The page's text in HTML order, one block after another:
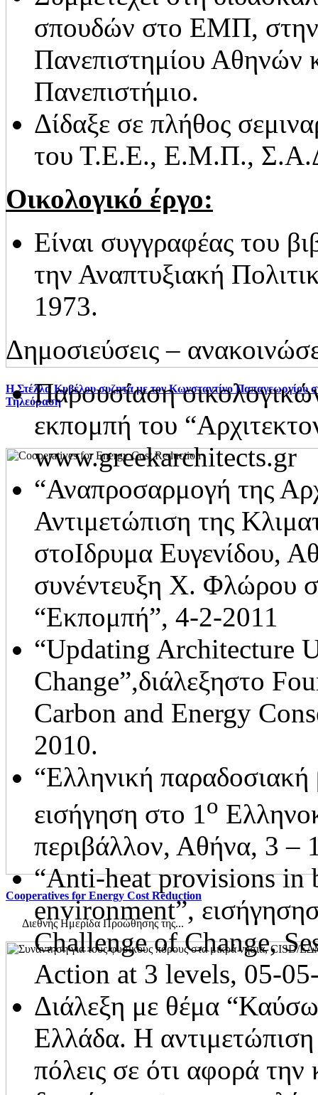
H Στέλλα Κυβέλου συζητά με τον Κωνσταντίνο Παπαγεωργίου
Τηλεόραση
Cooperatives for Energy Cost Reduction
Διεθνής Ημερίδα Προώθησης της...
σπουδών στο ΕΜΠ, στην
Πανεπιστημίου Αθηνών
Πανεπιστήμιο.
Δίδαξε σε πλήθος
του Τ.Ε.Ε., Ε.Μ.Π.,
Οικολογικό έργο:
Είναι συγγραφέας του
την Αναπτυξιακή
1973.
Δημοσιεύσεις –
Παρουσίαση
εκπομπή του
www.greekarchitects.gr
“Αναπροσαρμογή της
Αντιμετώπιση της
στοIδρυμα Ευγενίδου,
συνέντευξη Χ. Φλώρου
“Εκπομπή”, 4-2-2011
“Updating Architecture
Change”,διάλεξηστο
Carbon and Energy
2010.
“Ελληνική παραδοσιακή
εισήγηση στο 1ο
περιβάλλον, Αθήνα, 3 –
“Anti-heat provisions in
environment”,
Challenge of Change,
Action at 3 levels, 05-
Διάλεξη με θέμα
Ελλάδα. Η
πόλεις σε ότι αφορά